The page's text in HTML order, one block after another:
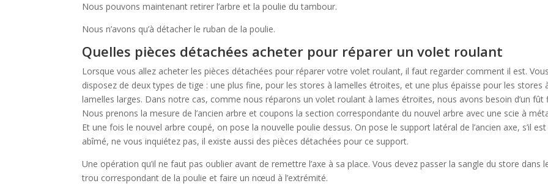
Nous pouvons maintenant retirer l’arbre et la poulie du tambour.
Nous n’avons qu’à détacher le ruban de la poulie.
Quelles pièces détachées acheter pour réparer un volet roulant
Lorsque vous allez acheter les pièces détachées pour réparer votre volet roulant, il faut regarder comment il est.
disposez de deux types de tige : une plus fine, pour les stores à lamelles étroites, et une plus épaisse pour les stores
lamelles larges. Dans notre cas, comme nous réparons un volet roulant à lames étroites, nous avons besoin d’un fût
Nous prenons la mesure de l’ancien arbre et coupons la section correspondante du nouvel arbre avec une scie à
Et une fois le nouvel arbre coupé, on pose la nouvelle poulie dessus. On pose le support latéral de l’ancien axe, s’il est
abîmé, ne vous inquiétez pas, il existe aussi des pièces détachées pour ce support.
Une opération qu’il ne faut pas oublier avant de remettre l’axe à sa place. Vous devez passer la sangle du store dans
trou correspondant de la poulie et faire un nœud à l’extrémité.